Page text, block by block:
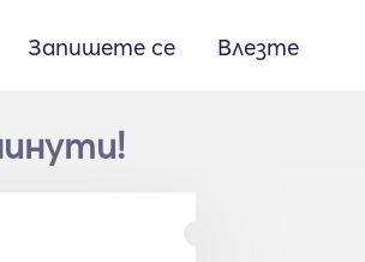
Запишете се Влезте